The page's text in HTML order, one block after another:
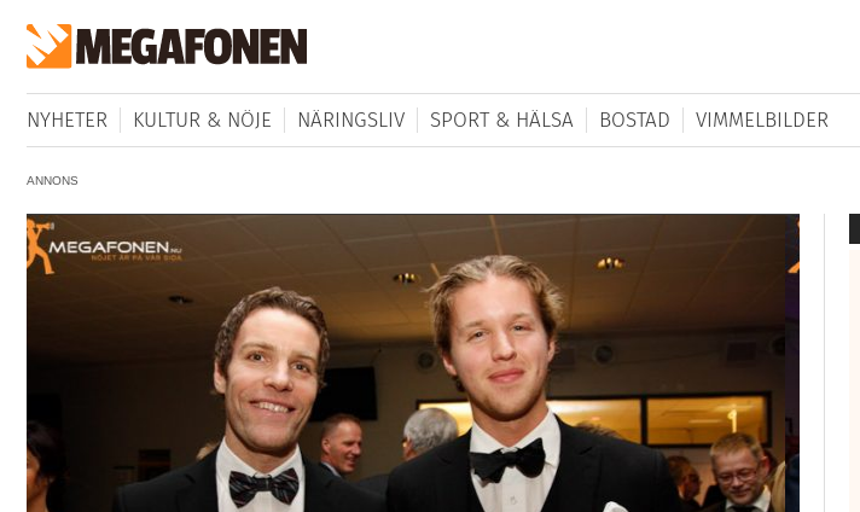
NYHETER KULTUR & NÖJE NÄRINGSLIV SPORT & HÄLSA BOSTAD VIMMELBILDER
ANNONS